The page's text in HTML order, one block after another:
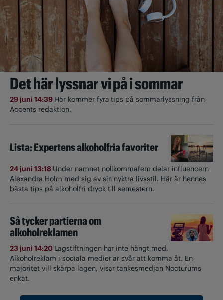
Det här lyssnar vi på i sommar
29 juni 14:39 Här kommer fyra tips på sommarlyssning från
Accents redaktion.
Lista: Expertens alkoholfria favoriter
24 juni 13:18 Under namnet nollkommafem delar influencern
Alexandra Holm med sig av sin nyktra livsstil. Här är hennes
bästa tips på alkoholfri dryck till semestern.
Så tycker partierna om
alkoholreklamen
23 juni 14:20 Lagstiftningen har inte hängt med.
Alkoholreklam i sociala medier är svår att komma åt. En
majoritet vill skärpa lagen, visar tankesmedjan Nocturums
enkät.